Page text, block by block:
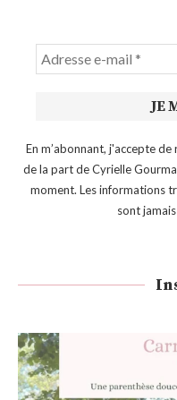
En m’abonnant, j'accepte
de la part de Cyrielle
moment. Les informations
sont